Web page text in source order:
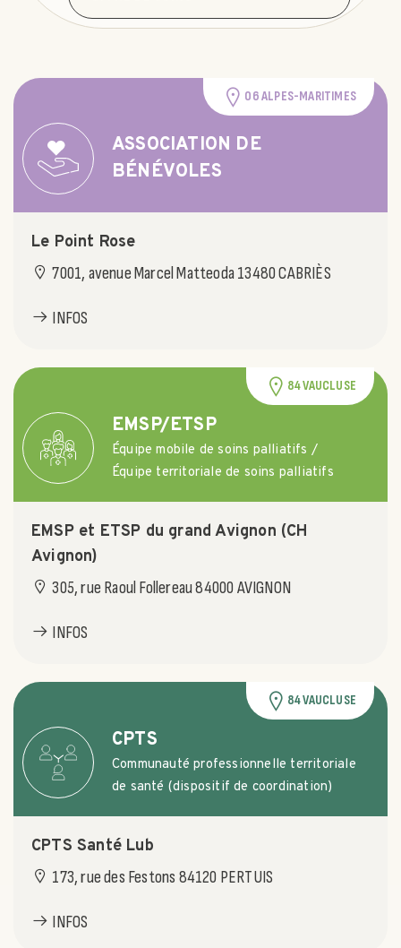
ASSOCIATION DE
BÉNÉVOLES
06 ALPES-MARITIMES
Le Point Rose
7001, avenue Marcel Matteoda 13480 CABRIÈS
INFOS
EMSP/ETSP
Équipe mobile de soins palliatifs /
Équipe territoriale de soins palliatifs
84 VAUCLUSE
EMSP et ETSP du grand Avignon (CH
Avignon)
305, rue Raoul Follereau 84000 AVIGNON
INFOS
CPTS
Communauté professionnelle territoriale
de santé (dispositif de coordination)
84 VAUCLUSE
CPTS Santé Lub
173, rue des Festons 84120 PERTUIS
INFOS